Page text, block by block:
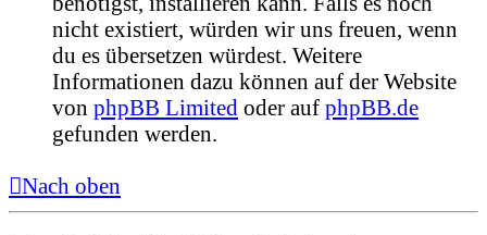
nicht existiert, würden wir uns freuen, wenn
du es übersetzen würdest. Weitere
Informationen dazu können auf der Website
von phpBB Limited oder auf phpBB.de
gefunden werden.
Nach oben